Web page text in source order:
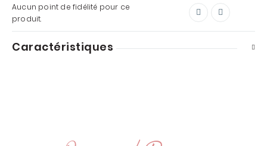
Aucun point de fidélité pour ce
produit.
Caractéristiques